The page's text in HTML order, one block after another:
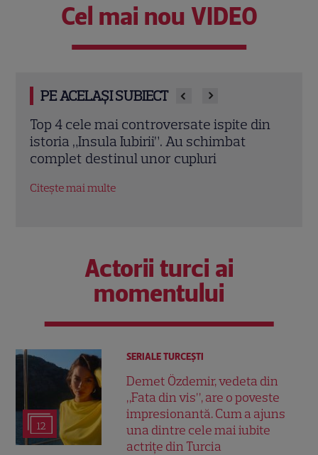
Cel mai nou VIDEO
PE ACELAȘI SUBIECT
ispite din
Andrușca, schimbare de look la
Iubirii – Reuniuni”. Ce a dezvăluit
relația cu Andrei după emisiune
Citește mai multe
Actorii turci ai
momentului
12
SERIALE TURCEŞTI
Demet Özdemir, vedeta din
„Fata din vis”, are o poveste
impresionantă. Cum a ajuns
una dintre cele mai iubite
actrițe din Turcia